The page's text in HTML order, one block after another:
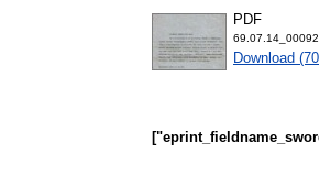
PDF
Download